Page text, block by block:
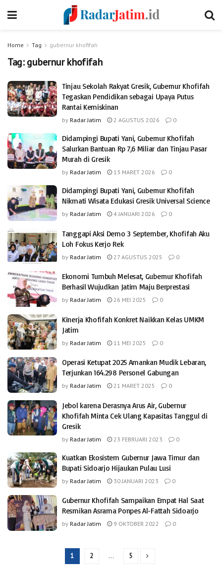
Home Tag gubernur khofifah
Tag:gubernur khofifah
Tinjau Sekolah Rakyat Gresik, Gubernur Khofifah
Tegaskan Pendidikan sebagai Upaya Putus
Rantai Kemiskinan
by Radar Jatim 2 AGUSTUS 2026 0
Didampingi Bupati Yani, Gubernur Khofifah
Salurkan Bantuan Rp 7,6 Miliar dan Tinjau Pasar
Murah di Gresik
by Radar Jatim 13 MARET 2026 0
Didampingi Bupati Yani, Gubernur Khofifah
Nikmati Wisata Edukasi Gresik Universal Science
by Radar Jatim 4 JANUARI 2026 0
Tanggapi Aksi Demo 3 September, Khofifah Aku
Loh Fokus Kerjo Rek
by Radar Jatim 27 AGUSTUS 2025 0
Ekonomi Tumbuh Melesat, Gubernur Khofifah
Berhasil Wujudkan Jatim Maju Berprestasi
by Radar Jatim 26 MEI 2025 0
Kinerja Khofifah Konkret Naikkan Kelas UMKM
Jatim
by Radar Jatim 11 MEI 2025 0
Operasi Ketupat 2025 Amankan Mudik Lebaran,
Terjunkan 164.298 Personel Gabungan
by Radar Jatim 21 MARET 2025 0
Jebol karena Derasnya Arus Air, Gubernur
Khofifah Minta Cek Ulang Kapasitas Tanggul di
Gresik
by Radar Jatim 23 FEBRUARI 2023 0
Kuatkan Ekosistem Gubernur Jawa Timur dan
Bupati Sidoarjo Hijaukan Pulau Lusi
by Radar Jatim 30 JANUARI 2023 0
Gubernur Khofifah Sampaikan Empat Hal Saat
Resmikan Asrama Ponpes Al-Fattah Sidoarjo
by Radar Jatim 9 OKTOBER 2022 0
1 2 … 5